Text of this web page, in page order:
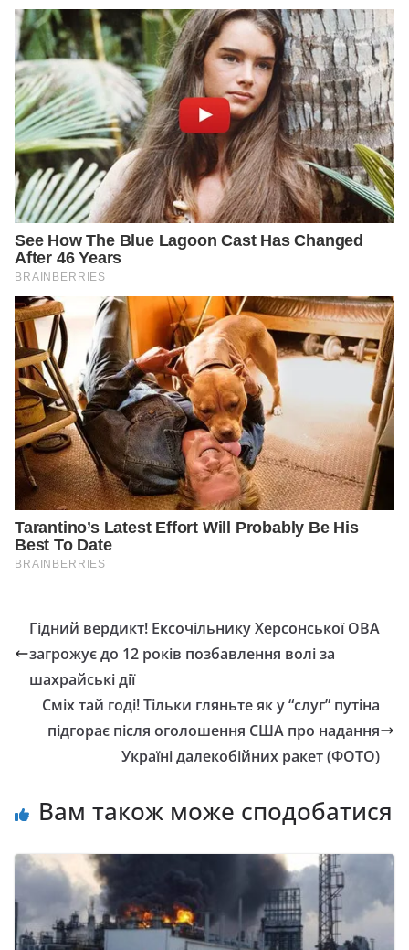
Гідний вердикт! Ексочільнику Херсонської ОВА
загрожує до 12 років позбавлення волі за
шахрайські дії
Сміх тай годі! Тільки гляньте як у “слуг” путіна
підгорає після оголошення США про надання
Україні далекобійних ракет (ФОТО)
Вам також може сподобатися